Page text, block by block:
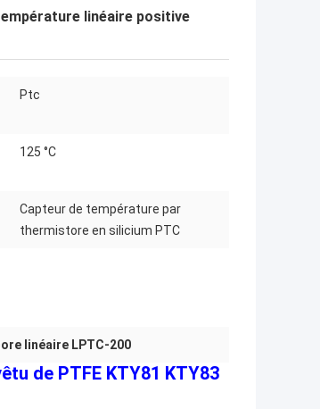
linéaire positive
Ptc
125 °C
Capteur de température par
thermistore en silicium PTC
linéaire LPTC-200
de PTFE KTY81 KTY83